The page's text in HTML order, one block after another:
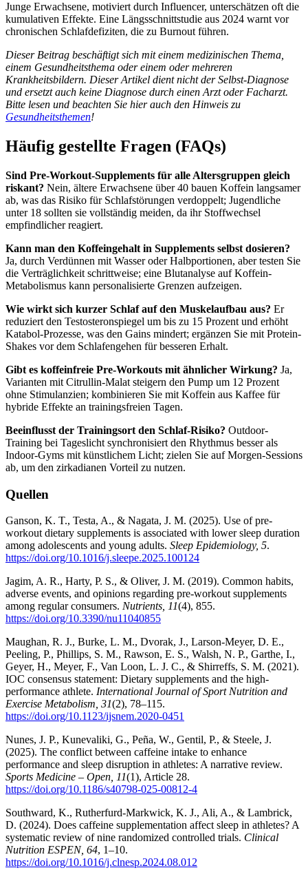
Junge Erwachsene, motiviert durch Influencer, unterschätzen oft die
kumulativen Effekte. Eine Längsschnittstudie aus 2024 warnt vor
chronischen Schlafdefiziten, die zu Burnout führen.
Dieser Beitrag beschäftigt sich mit einem medizinischen Thema,
einem Gesundheitsthema oder einem oder mehreren
Krankheitsbildern. Dieser Artikel dient nicht der Selbst-Diagnose
und ersetzt auch keine Diagnose durch einen Arzt oder Facharzt.
Bitte lesen und beachten Sie hier auch den Hinweis zu
Gesundheitsthemen!
Häufig gestellte Fragen (FAQs)
Sind Pre-Workout-Supplements für alle Altersgruppen gleich
riskant? Nein, ältere Erwachsene über 40 bauen Koffein langsamer
ab, was das Risiko für Schlafstörungen verdoppelt; Jugendliche
unter 18 sollten sie vollständig meiden, da ihr Stoffwechsel
empfindlicher reagiert.
Kann man den Koffeingehalt in Supplements selbst dosieren?
Ja, durch Verdünnen mit Wasser oder Halbportionen, aber testen Sie
die Verträglichkeit schrittweise; eine Blutanalyse auf Koffein-
Metabolismus kann personalisierte Grenzen aufzeigen.
Wie wirkt sich kurzer Schlaf auf den Muskelaufbau aus? Er
reduziert den Testosteronspiegel um bis zu 15 Prozent und erhöht
Katabol-Prozesse, was den Gains mindert; ergänzen Sie mit Protein-
Shakes vor dem Schlafengehen für besseren Erhalt.
Gibt es koffeinfreie Pre-Workouts mit ähnlicher Wirkung? Ja,
Varianten mit Citrullin-Malat steigern den Pump um 12 Prozent
ohne Stimulanzien; kombinieren Sie mit Koffein aus Kaffee für
hybride Effekte an trainingsfreien Tagen.
Beeinflusst der Trainingsort den Schlaf-Risiko? Outdoor-
Training bei Tageslicht synchronisiert den Rhythmus besser als
Indoor-Gyms mit künstlichem Licht; zielen Sie auf Morgen-Sessions
ab, um den zirkadianen Vorteil zu nutzen.
Quellen
Ganson, K. T., Testa, A., & Nagata, J. M. (2025). Use of pre-
workout dietary supplements is associated with lower sleep duration
among adolescents and young adults. Sleep Epidemiology, 5.
https://doi.org/10.1016/j.sleepe.2025.100124
Jagim, A. R., Harty, P. S., & Oliver, J. M. (2019). Common habits,
adverse events, and opinions regarding pre-workout supplements
among regular consumers. Nutrients, 11(4), 855.
https://doi.org/10.3390/nu11040855
Maughan, R. J., Burke, L. M., Dvorak, J., Larson-Meyer, D. E.,
Peeling, P., Phillips, S. M., Rawson, E. S., Walsh, N. P., Garthe, I.,
Geyer, H., Meyer, F., Van Loon, L. J. C., & Shirreffs, S. M. (2021).
IOC consensus statement: Dietary supplements and the high-
performance athlete. International Journal of Sport Nutrition and
Exercise Metabolism, 31(2), 78–115.
https://doi.org/10.1123/ijsnem.2020-0451
Nunes, J. P., Kunevaliki, G., Peña, W., Gentil, P., & Steele, J.
(2025). The conflict between caffeine intake to enhance
performance and sleep disruption in athletes: A narrative review.
Sports Medicine – Open, 11(1), Article 28.
https://doi.org/10.1186/s40798-025-00812-4
Southward, K., Rutherfurd-Markwick, K. J., Ali, A., & Lambrick,
D. (2024). Does caffeine supplementation affect sleep in athletes? A
systematic review of nine randomized controlled trials. Clinical
Nutrition ESPEN, 64, 1–10.
https://doi.org/10.1016/j.clnesp.2024.08.012